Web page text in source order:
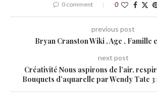
0 comment 0
previous post
Bryan Cranston Wiki , Age , Famille
next post
Créativité Nous aspirons de l’air,
Bouquets d’aquarelle par Wendy Tate